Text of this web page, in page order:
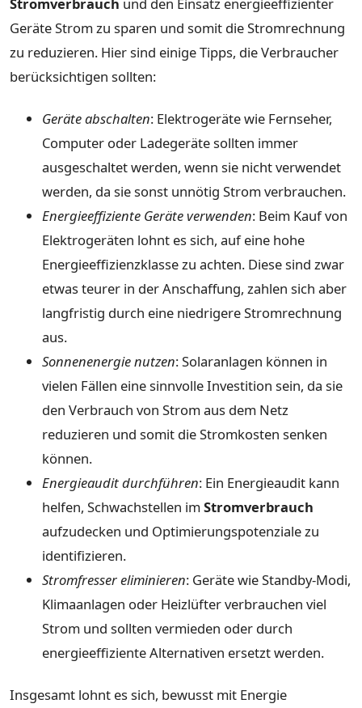
Stromverbrauch und den Einsatz energieeffizienter
Geräte Strom zu sparen und somit die Stromrechnung
zu reduzieren. Hier sind einige Tipps, die Verbraucher
berücksichtigen sollten:
Geräte abschalten: Elektrogeräte wie Fernseher,
Computer oder Ladegeräte sollten immer
ausgeschaltet werden, wenn sie nicht verwendet
werden, da sie sonst unnötig Strom verbrauchen.
Energieeffiziente Geräte verwenden: Beim Kauf von
Elektrogeräten lohnt es sich, auf eine hohe
Energieeffizienzklasse zu achten. Diese sind zwar
etwas teurer in der Anschaffung, zahlen sich aber
langfristig durch eine niedrigere Stromrechnung
aus.
Sonnenenergie nutzen: Solaranlagen können in
vielen Fällen eine sinnvolle Investition sein, da sie
den Verbrauch von Strom aus dem Netz
reduzieren und somit die Stromkosten senken
können.
Energieaudit durchführen: Ein Energieaudit kann
helfen, Schwachstellen imStromverbrauch
aufzudecken und Optimierungspotenziale zu
identifizieren.
Stromfresser eliminieren: Geräte wie Standby-Modi,
Klimaanlagen oder Heizlüfter verbrauchen viel
Strom und sollten vermieden oder durch
energieeffiziente Alternativen ersetzt werden.
Insgesamt lohnt es sich, bewusst mit Energie